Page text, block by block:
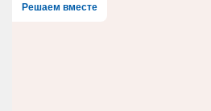
Решаем вместе